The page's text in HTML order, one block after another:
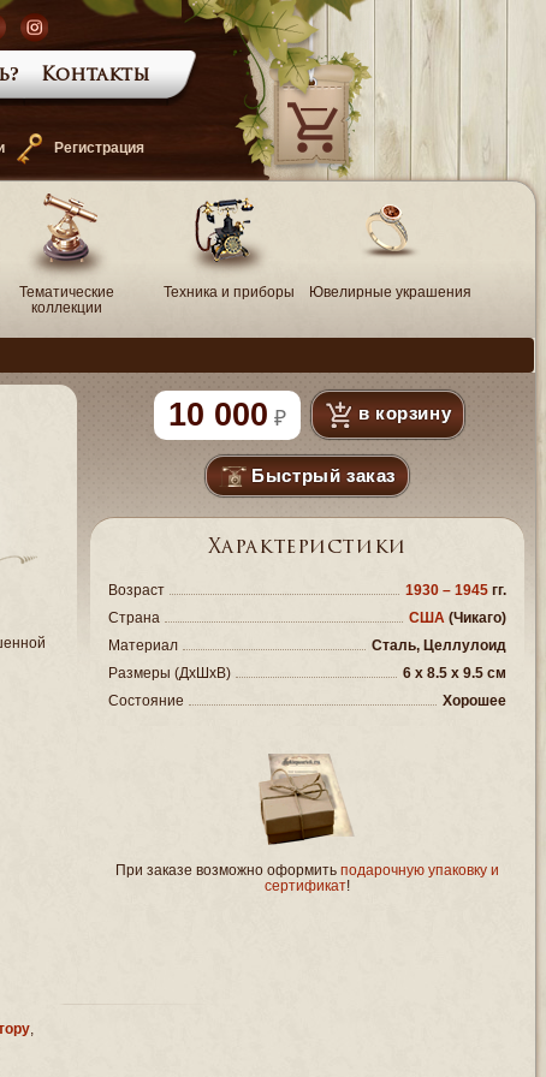
Регистрация
Контакты
—
Тематические
коллекции
Техника и приборы Ювелирные украшения
10 000 в корзину
Быстрый заказ
Характеристики
Возраст 1930 – 1945 гг.
Страна
США (Чикаго)
Материал
Сталь, Целлулоид
Размеры (ДxШxВ)
6 x 8.5 x 9.5 см
Состояние
Хорошее
При заказе возможно оформить подарочную упаковку и
сертификат!